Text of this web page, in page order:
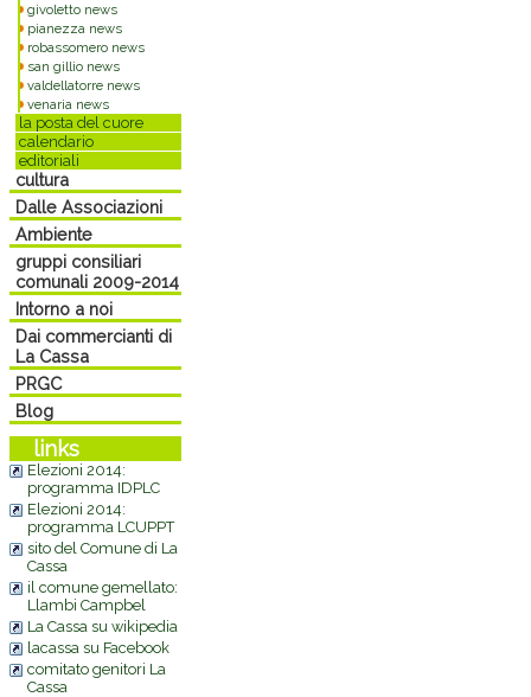
givoletto news
pianezza news
robassomero news
san gillio news
valdellatorre news
venaria news
la posta del cuore
calendario
editoriali
cultura
Dalle Associazioni
Ambiente
gruppi consiliari
comunali 2009-2014
Intorno a noi
Dai commercianti di
La Cassa
PRGC
Blog
links
Elezioni 2014:
programma IDPLC
Elezioni 2014:
programma LCUPPT
sito del Comune di La
Cassa
il comune gemellato:
Llambi Campbel
La Cassa su wikipedia
lacassa su Facebook
comitato genitori La
Cassa